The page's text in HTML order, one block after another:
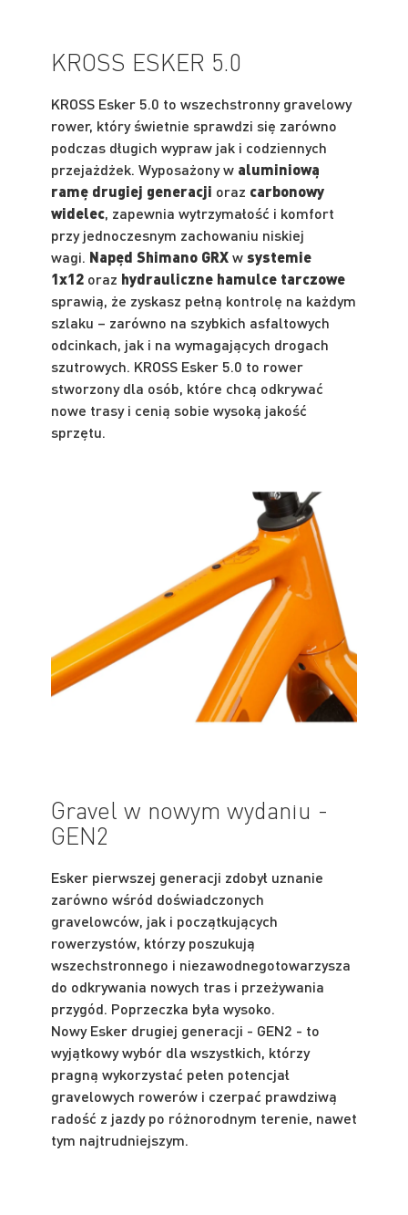
KROSS ESKER 5.0
KROSS Esker 5.0 to wszechstronny gravelowy
rower, który świetnie sprawdzi się zarówno
podczas długich wypraw jak i codziennych
przejażdżek. Wyposażony w aluminiową
ramę drugiej generacji oraz carbonowy
widelec, zapewnia wytrzymałość i komfort
przy jednoczesnym zachowaniu niskiej
wagi. Napęd Shimano GRXwsystemie
1x12 oraz hydrauliczne hamulce tarczowe
sprawią, że zyskasz pełną kontrolę na każdym
szlaku – zarówno na szybkich asfaltowych
odcinkach, jak i na wymagających drogach
szutrowych. KROSS Esker 5.0 to rower
stworzony dla osób, które chcą odkrywać
nowe trasy i cenią sobie wysoką jakość
sprzętu.
Gravel w nowym wydaniu -
GEN2
Esker pierwszej generacji zdobył uznanie
zarówno wśród doświadczonych
gravelowców, jak i początkujących
rowerzystów, którzy poszukują
wszechstronnego i niezawodnegotowarzysza
do odkrywania nowych tras i przeżywania
przygód. Poprzeczka była wysoko.
Nowy Esker drugiej generacji - GEN2 - to
wyjątkowy wybór dla wszystkich, którzy
pragną wykorzystać pełen potencjał
gravelowych rowerów i czerpać prawdziwą
radość z jazdy po różnorodnym terenie, nawet
tym najtrudniejszym.